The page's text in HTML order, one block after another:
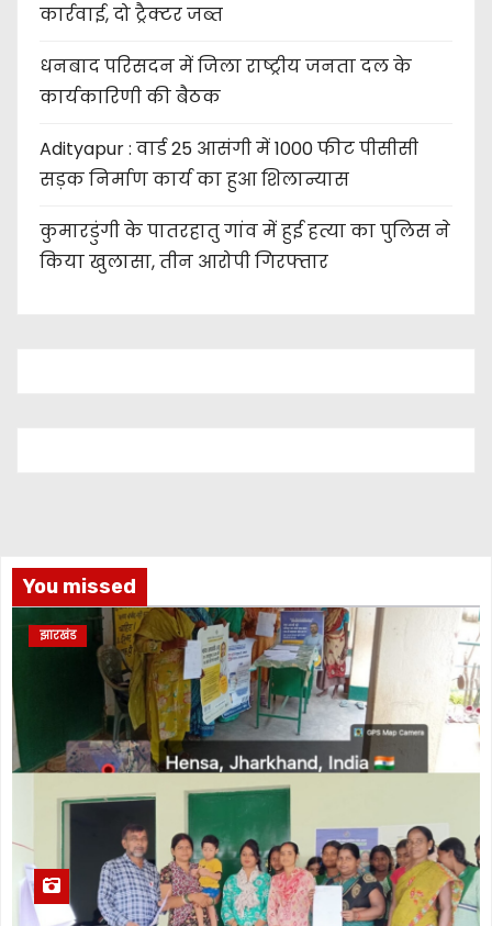
कार्रवाई, दो ट्रैक्टर जब्त
धनबाद परिसदन में जिला राष्ट्रीय जनता दल के
कार्यकारिणी की बैठक
Adityapur : वार्ड 25 आसंगी में 1000 फीट पीसीसी
सड़क निर्माण कार्य का हुआ शिलान्यास
कुमारडुंगी के पातरहातु गांव में हुई हत्या का पुलिस ने
किया खुलासा, तीन आरोपी गिरफ्तार
You missed
झारखंड